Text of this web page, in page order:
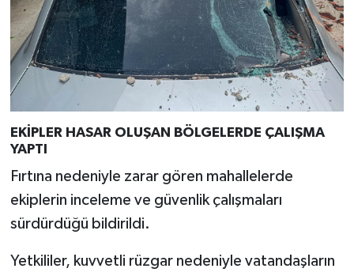
EKİPLER HASAR OLUŞAN BÖLGELERDE ÇALIŞMA
YAPTI
Fırtına nedeniyle zarar gören mahallelerde
ekiplerin inceleme ve güvenlik çalışmaları
sürdürdüğü bildirildi.
Yetkililer, kuvvetli rüzgar nedeniyle vatandaşların